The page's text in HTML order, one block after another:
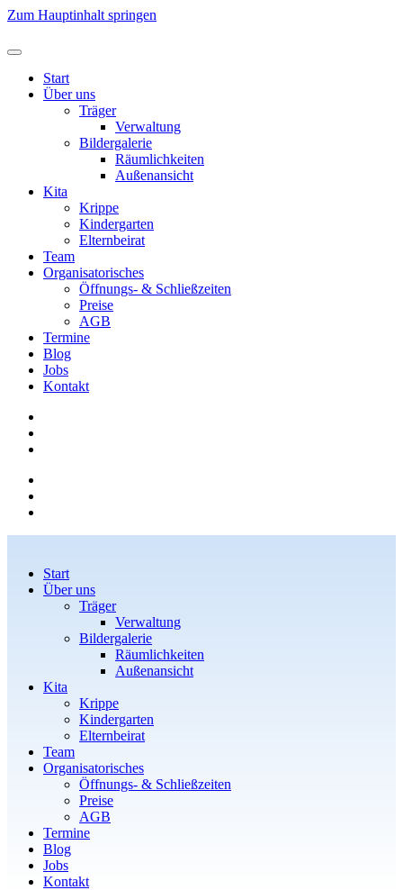
Zum Hauptinhalt springen
Start
Über uns
Träger
Verwaltung
Bildergalerie
Räumlichkeiten
Außenansicht
Kita
Krippe
Kindergarten
Elternbeirat
Team
Organisatorisches
Öffnungs- & Schließzeiten
Preise
AGB
Termine
Blog
Jobs
Kontakt
Start
Über uns
Träger
Verwaltung
Bildergalerie
Räumlichkeiten
Außenansicht
Kita
Krippe
Kindergarten
Elternbeirat
Team
Organisatorisches
Öffnungs- & Schließzeiten
Preise
AGB
Termine
Blog
Jobs
Kontakt